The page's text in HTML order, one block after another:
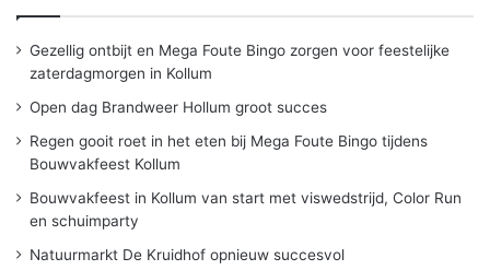
Gezellig ontbijt en Mega Foute Bingo zorgen voor feestelijke
zaterdagmorgen in Kollum
Open dag Brandweer Hollum groot succes
Regen gooit roet in het eten bij Mega Foute Bingo tijdens
Bouwvakfeest Kollum
Bouwvakfeest in Kollum van start met viswedstrijd, Color Run
en schuimparty
Natuurmarkt De Kruidhof opnieuw succesvol